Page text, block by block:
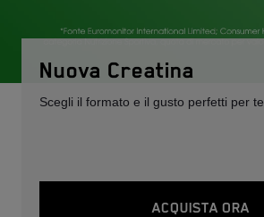
Nuova Creatina
Scegli il formato e il gusto perfetti per te
ACQUISTA ORA